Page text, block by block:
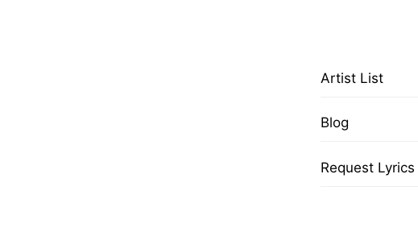
Artist List
Blog
Request Lyrics